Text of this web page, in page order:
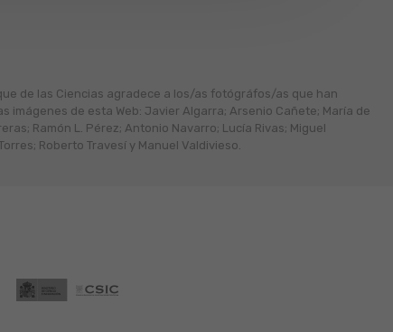
de las Ciencias agradece a los/as fotógráfos/as que han
imágenes de esta Web: Javier Algarra; Arsenio Cañete; María de
Ramón L. Pérez; Antonio Navarro; Lucía Rivas; Miguel
Roberto Travesí y Manuel Valdivieso.